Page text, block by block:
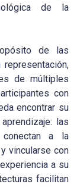
de la
de las
de múltiples
con
encontrar su
las
a la
vincularse con
a su
facilitan